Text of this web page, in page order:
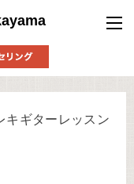
キギターレッスン